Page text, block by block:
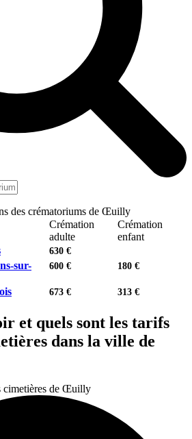
des crématoriums de Œuilly
Crémation
adulte
Crémation
enfant
630 €
sur-
600 € 180 €
673 € 313 €
et quels sont les tarifs
dans la ville de
cimetières de Œuilly